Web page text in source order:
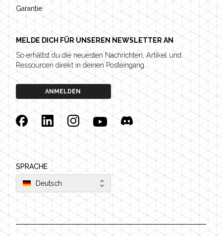
Garantie
MELDE DICH FÜR UNSEREN NEWSLETTER AN
So erhältst du die neuesten Nachrichten, Artikel und
Ressourcen direkt in deinen Posteingang.
ANMELDEN
FacebookLinkedinInstagramYouTubeDiscord
SPRACHE
Deutsch